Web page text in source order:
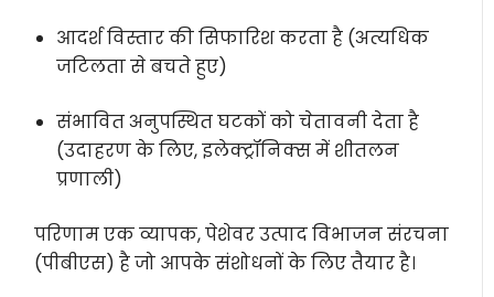
आदर्श विस्तार की सिफारिश करता है (अत्यधिक
जटिलता से बचते हुए)
संभावित अनुपस्थित घटकों को चेतावनी देता है
(उदाहरण के लिए, इलेक्ट्रॉनिक्स में शीतलन
प्रणाली)
परिणाम एक व्यापक, पेशेवर उत्पाद विभाजन संरचना
(पीबीएस) है जो आपके संशोधनों के लिए तैयार है।